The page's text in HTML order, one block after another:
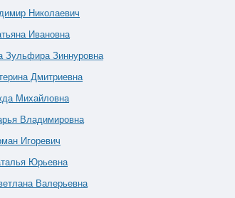
Николаевич
Ивановна
Зульфира Зиннуровна
Дмитриевна
Михайловна
Владимировна
Игоревич
Юрьевна
Валерьевна